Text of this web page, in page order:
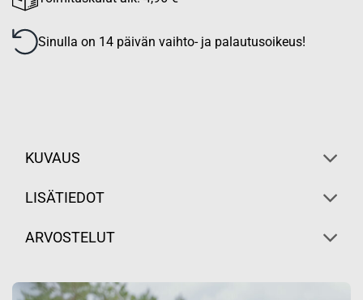
Sinulla on 14 päivän vaihto- ja palautusoikeus!
KUVAUS
LISÄTIEDOT
ARVOSTELUT